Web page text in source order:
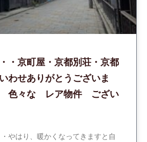
・京町屋・京都別荘・京都
わせありがとうございま
色々な レア物件 ござい
やはり、暖かくなってきますと自